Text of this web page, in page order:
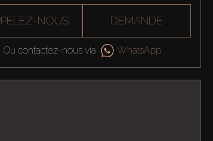
NOUS DEMANDE
Ou contactez-nous via WhatsApp